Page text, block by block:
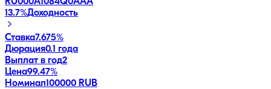
13.7%Доходность
Ставка7.675%
Дюрация0.1 года
Выплат в год2
Цена99.47%
Номинал100000 RUB